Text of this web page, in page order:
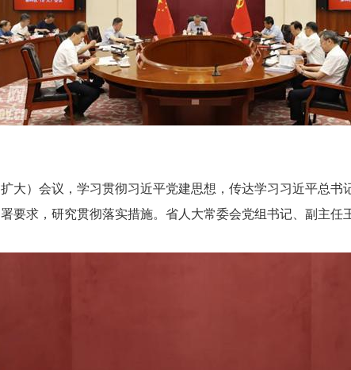
）会议，学习贯彻习近平党建思想，传达学习习近平总书
要求，研究贯彻落实措施。省人大常委会党组书记、副主任